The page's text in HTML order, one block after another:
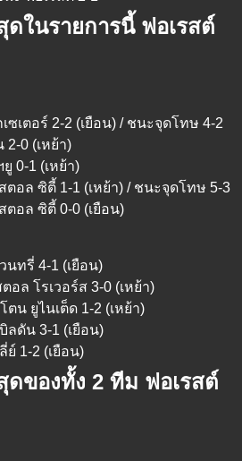
ในรายการนี้ ฟอเรสต์
เซเตอร์ 2-2 (เยือน) / ชนะจุดโทษ 4-2
2-0 (เหย้า)
0-1 (เหย้า)
ตอล ซิตี้ 1-1 (เหย้า) / ชนะจุดโทษ 5-3
ตอล ซิตี้ 0-0 (เยือน)
นทรี่ 4-1 (เยือน)
อล โรเวอร์ส 3-0 (เหย้า)
ตน ยูไนเต็ด 1-2 (เหย้า)
ลดัน 3-1 (เยือน)
ย์ 1-2 (เยือน)
ของทั้ง 2 ทีม ฟอเรสต์